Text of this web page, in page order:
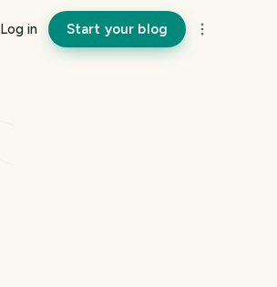
Log in Start your blog